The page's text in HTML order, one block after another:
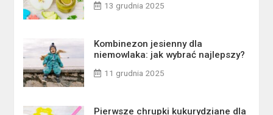
13 grudnia 2025
Kombinezon jesienny dla
niemowlaka: jak wybrać najlepszy?
11 grudnia 2025
Pierwsze chrupki kukurydziane dla